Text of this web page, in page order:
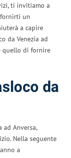
ti invitiamo a
un
a capire
da Venezia ad
quello di fornire
da
ad Anversa,
Nella seguente
a